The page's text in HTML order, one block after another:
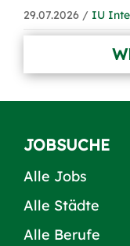
29.07.2026 / IU
JOBSUCHE
Alle Jobs
Alle Städte
Alle Berufe